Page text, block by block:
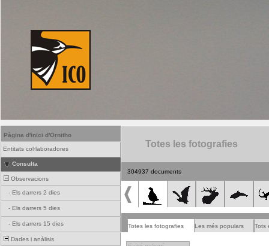
Pàgina d'inici d'Ornitho
Entitats col·laboradores
Consulta
Observacions
- Els darrers 2 dies
- Els darrers 5 dies
- Els darrers 15 dies
Dades i anàlisis
Totes les fotografies
304937 documents
Totes les fotografies Les més populars Tots